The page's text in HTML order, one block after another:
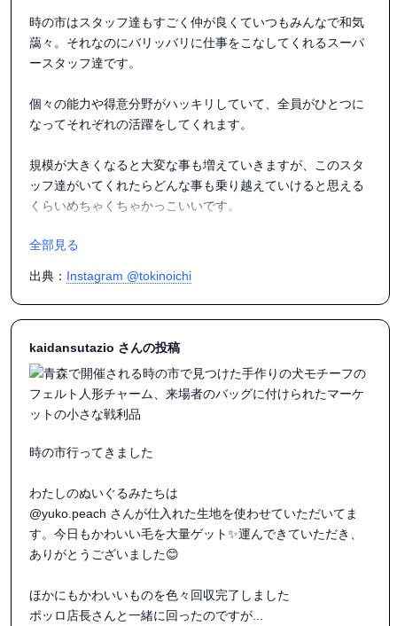
時の市はスタッフ達もすごく仲が良くていつもみんなで和気
藹々。それなのにバリッバリに仕事をこなしてくれるスーパ
ースタッフ達です。
個々の能力や得意分野がハッキリしていて、全員がひとつに
なってそれぞれの活躍をしてくれます。
規模が大きくなると大変な事も増えていきますが、このスタ
ッフ達がいてくれたらどんな事も乗り越えていけると思える
くらいめちゃくちゃかっこいいです。
時の市がここまでこれたのはみんなのおかげです。
本当にありがとう。
••••••••••••••••••••••••••••••••••••••••••••
2025年9月20日-21日
青森市合浦公園
••••••••••••••••••••••••••••••••••••••••
#和装
#合浦公園
#和装イベント
全部見る
出典： Instagram @tokinoichi
kaidansutazio さんの投稿
時の市行ってきました
わたしのぬいぐるみたちは
@yuko.peach さんが仕入れた生地を使わせていただいてま
す。今日もかわいい毛を大量ゲット✨運んできていただき、
ありがとうございました😊
ほかにもかわいいものを色々回収完了しました
ポッロ店長さんと一緒に回ったのですが...